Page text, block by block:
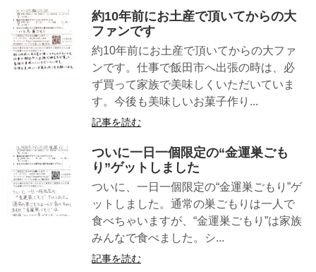
約10年前にお土産で頂いてからの大
ファンです
約10年前にお土産で頂いてからの大ファ
ンです。仕事で飯田市へ出張の時は、必
ず買って家族で美味しくいただいていま
す。今後も美味しいお菓子作り...
記事を読む
ついに一日一個限定の“金運巣ごも
り”ゲットしました
ついに、一日一個限定の“金運巣ごもり”ゲ
ットしました。通常の巣ごもりは一人で
食べちゃいますが、“金運巣ごもり”は家族
みんなで食べました。シ...
記事を読む